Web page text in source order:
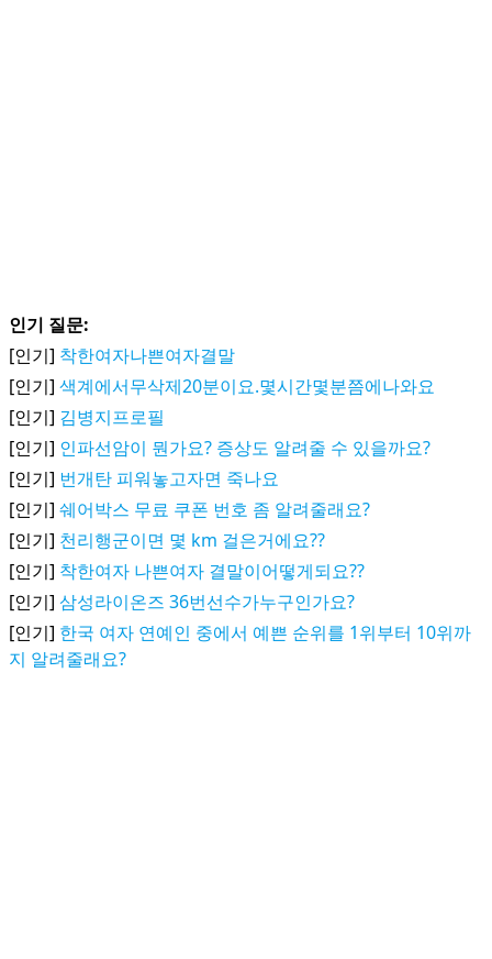
인기 질문:
[인기] 착한여자나쁜여자결말
[인기] 색계에서무삭제20분이요.몇시간몇분쯤에나와요
[인기] 김병지프로필
[인기] 인파선암이 뭔가요? 증상도 알려줄 수 있을까요?
[인기] 번개탄 피워놓고자면 죽나요
[인기] 쉐어박스 무료 쿠폰 번호 좀 알려줄래요?
[인기] 천리행군이면 몇 km 걸은거에요??
[인기] 착한여자 나쁜여자 결말이어떻게되요??
[인기] 삼성라이온즈 36번선수가누구인가요?
[인기] 한국 여자 연예인 중에서 예쁜 순위를 1위부터 10위까
지 알려줄래요?